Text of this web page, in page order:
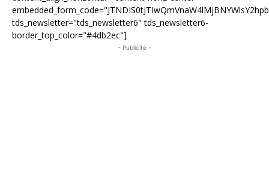
tds_newsletter="tds_newsletter6" tds_newsletter6-
border_top_color="#4db2ec"]
- Publicité -